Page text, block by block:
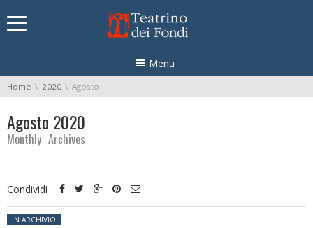
Menu
You are here:
Home 2020 Agosto
Agosto 2020
Monthly Archives
Condividi
Posted in:
IN ARCHIVIO